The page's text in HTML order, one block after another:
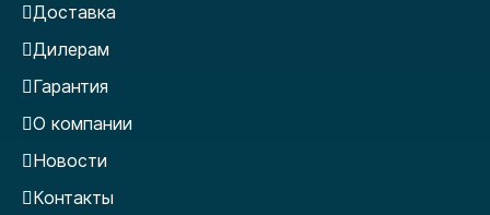
Доставка
Дилерам
Гарантия
О компании
Новости
Контакты